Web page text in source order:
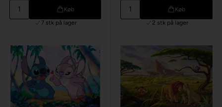
Køb
7 stk på lager
Køb
2 stk på lager